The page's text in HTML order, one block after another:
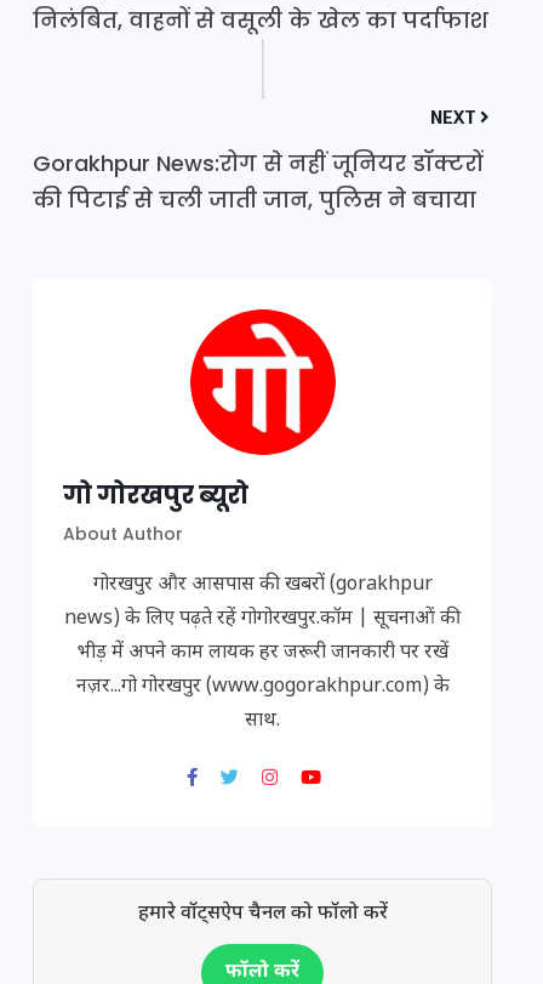
निलंबित, वाहनों से वसूली के खेल का पर्दाफाश
NEXT
Gorakhpur News:रोग से नहीं जूनियर डॉक्टरों
की पिटाई से चली जाती जान, पुलिस ने बचाया
गो गोरखपुर ब्यूरो
About Author
गोरखपुर और आसपास की खबरों (gorakhpur
news) के लिए पढ़ते रहें गोगोरखपुर.कॉम | सूचनाओं की
भीड़ में अपने काम लायक हर जरूरी जानकारी पर रखें
नज़र...गो गोरखपुर (www.gogorakhpur.com) के
साथ.
हमारे वॉट्सऐप चैनल को फॉलो करें
फॉलो करें